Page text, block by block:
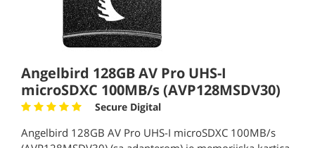
Angelbird 128GB AV Pro UHS-I
microSDXC 100MB/s (AVP128MSDV30)
Secure Digital
Angelbird 128GB AV Pro UHS-I microSDXC 100MB/s